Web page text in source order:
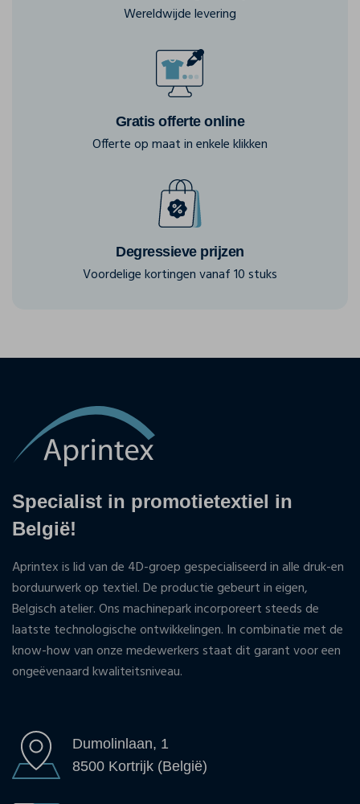
Wereldwijde levering
Gratis offerte online
Offerte op maat in enkele klikken
Degressieve prijzen
Voordelige kortingen vanaf 10 stuks
Specialist in promotietextiel in
België!
Aprintex is lid van de 4D-groep gespecialiseerd in alle druk-en
borduurwerk op textiel. De productie gebeurt in eigen,
Belgisch atelier. Ons machinepark incorporeert steeds de
laatste technologische ontwikkelingen. In combinatie met de
know-how van onze medewerkers staat dit garant voor een
ongeëvenaard kwaliteitsniveau.
Dumolinlaan, 1
8500 Kortrijk (België)